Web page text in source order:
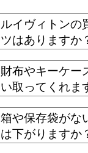
ルイヴィトンの
ツはありますか
財布やキーケー
い取ってくれま
箱や保存袋がな
は下がりますか